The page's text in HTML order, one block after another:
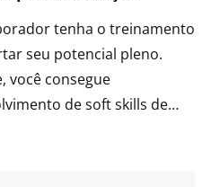
tenha o treinamento
seu potencial pleno.
você consegue
de soft skills de